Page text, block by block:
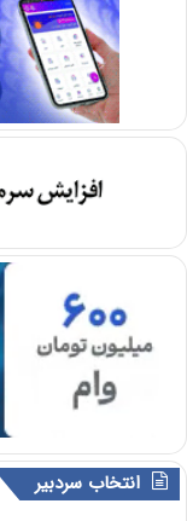
انتخاب سردبیر